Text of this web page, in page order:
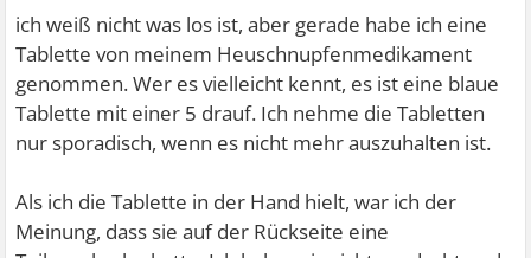
ich weiß nicht was los ist, aber gerade habe ich eine
Tablette von meinem Heuschnupfenmedikament
genommen. Wer es vielleicht kennt, es ist eine blaue
Tablette mit einer 5 drauf. Ich nehme die Tabletten
nur sporadisch, wenn es nicht mehr auszuhalten ist.
Als ich die Tablette in der Hand hielt, war ich der
Meinung, dass sie auf der Rückseite eine